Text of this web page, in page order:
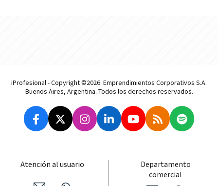
iProfesional - Copyright ©2026. Emprendimientos Corporativos S.A.
Buenos Aires, Argentina. Todos los derechos reservados.
Atención al usuario
Departamento
comercial